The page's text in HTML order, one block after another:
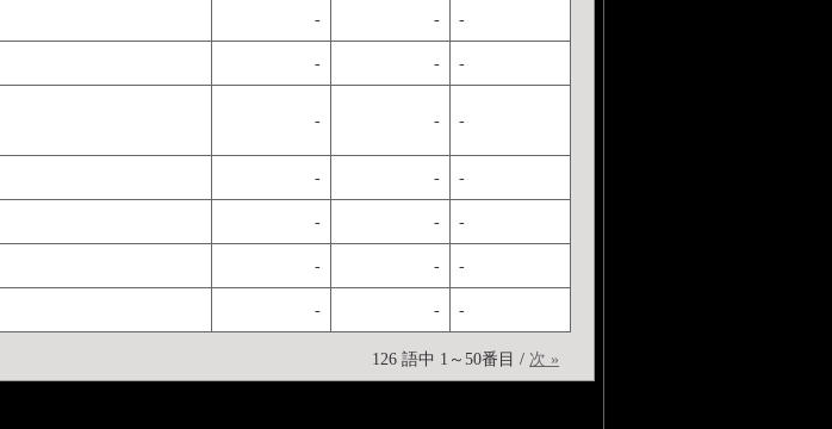
- - -
- - -
- - -
- - -
- - -
- - -
- - -
126 語中 1～50番目 / 次 »